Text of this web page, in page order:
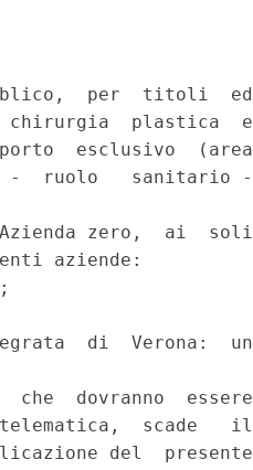
per  titoli  ed
chirurgia  plastica  e
esclusivo  (area
-  ruolo   sanitario -
zero,  ai  soli
aziende:
di  Verona:  un
che  dovranno  essere
telematica,  scade   il
del  presente